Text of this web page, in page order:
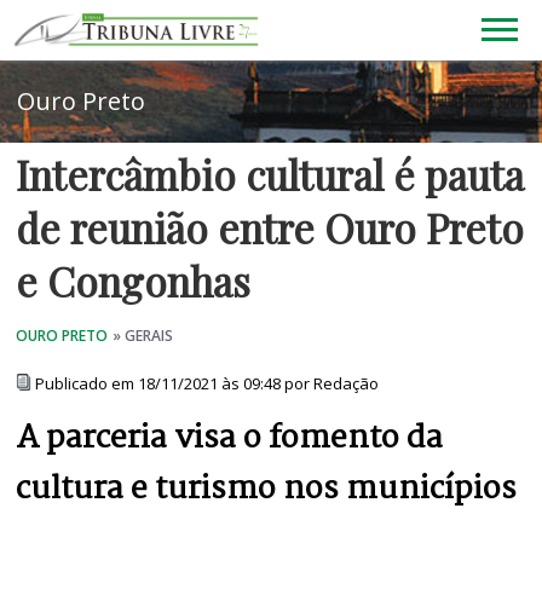
Intercâmbio cultural é pauta
de reunião entre Ouro Preto
e Congonhas
Publicado em 18/11/2021 às 09:48 por Redação
A parceria visa o fomento da
cultura e turismo nos municípios